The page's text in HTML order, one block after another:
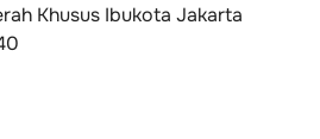
Khusus Ibukota Jakarta